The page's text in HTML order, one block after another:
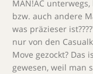
MAN!AC
bzw. auch andere
was präzieser
nur von den
Move gezockt? Das
gewesen, weil man